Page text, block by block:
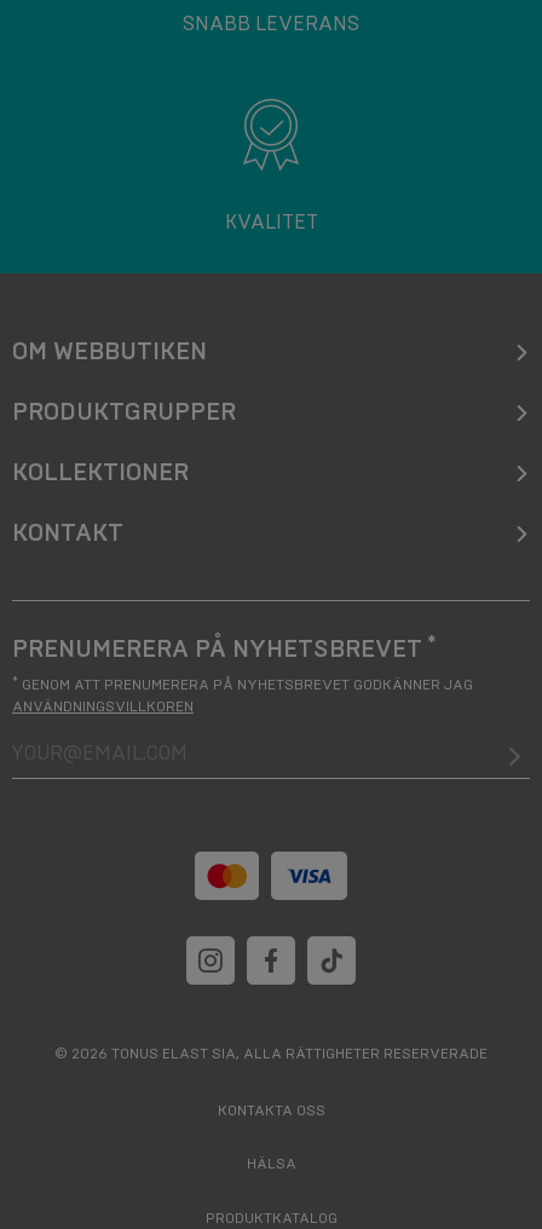
SNABB LEVERANS
KVALITET
OM WEBBUTIKEN
PRODUKTGRUPPER
KOLLEKTIONER
KONTAKT
PRENUMERERA PÅ NYHETSBREVET *
* GENOM ATT PRENUMERERA PÅ NYHETSBREVET GODKÄNNER JAG
ANVÄNDNINGSVILLKOREN
your@email.com
© 2026 TONUS ELAST SIA, ALLA RÄTTIGHETER RESERVERADE
KONTAKTA OSS
HÄLSA
PRODUKTKATALOG